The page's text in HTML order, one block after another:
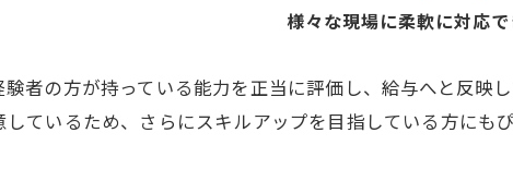
様々な現場に柔軟に対応
者の方が持っている能力を正当に評価し、給与へと反映
ているため、さらにスキルアップを目指している方にも